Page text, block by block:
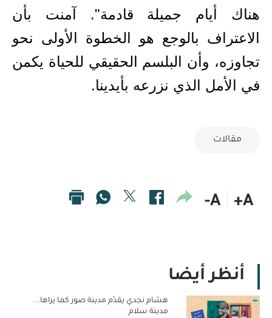
هناك أيام جميلة قادمة". آمنت بأن
الاعتراف بالوجع هو الخطوة الأولى نحو
تجاوزه، وأن البلسم الحقيقي للحياة يكمن
في الأمل الذي نزرعه بأيدينا.
مقالات
A+
A-
أنظر أيضا
هشام نجدي يقدّم مدينة صور كما يراها...
مدينة سلام